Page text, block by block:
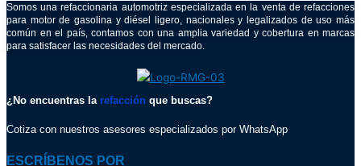
Somos una refaccionaria automotriz especializada en la venta de refacciones
para motor de gasolina y diésel ligero, nacionales y legalizados de uso más
común en el país, contamos con una amplia variedad y cobertura en marcas
para satisfacer las necesidades del mercado.
¿No encuentras la refacción que buscas?
Cotiza con nuestros asesores especializados por WhatsApp
ESCRÍBENOS POR